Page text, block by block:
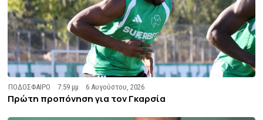
ΠΟΔΟΣΦΑΙΡΟ 7:59 μμ 6 Αυγούστου, 2026
Πρώτη προπόνηση για τον Γκαρσία